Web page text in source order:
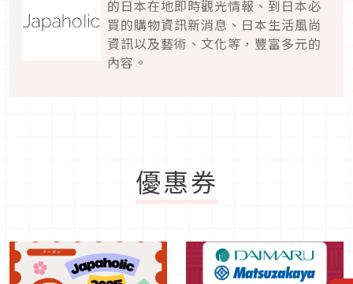
的日本在地即時觀光情報、到日本必
買的購物資訊新消息、日本生活風尚
資訊以及藝術、文化等，豐富多元的
內容。
優惠券